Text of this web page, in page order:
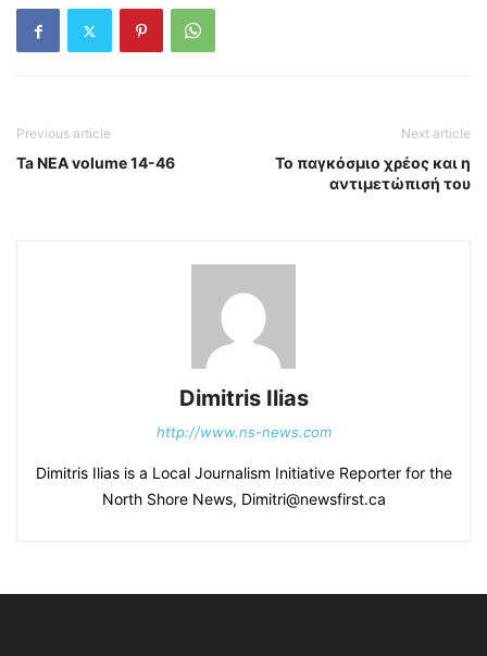
Previous article
Ta NEA volume 14-46
Next article
Το παγκόσμιο χρέος και η
αντιμετώπισή του
Dimitris Ilias
http://www.ns-news.com
Dimitris Ilias is a Local Journalism Initiative Reporter for the
North Shore News, Dimitri@newsfirst.ca